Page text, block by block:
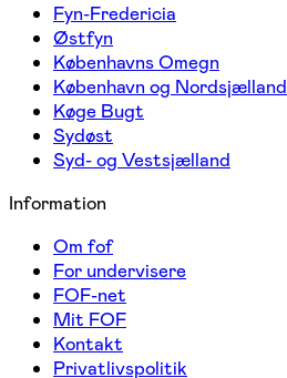
Fyn-Fredericia
Østfyn
Københavns Omegn
København og Nordsjælland
Køge Bugt
Sydøst
Syd- og Vestsjælland
Information
Om fof
For undervisere
FOF-net
Mit FOF
Kontakt
Privatlivspolitik